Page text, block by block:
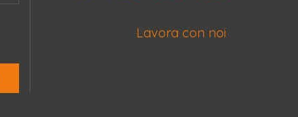
Lavora con noi